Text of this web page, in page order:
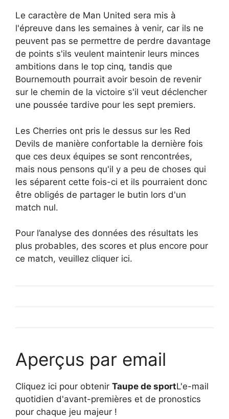
Le caractère de Man United sera mis à
l'épreuve dans les semaines à venir, car ils ne
peuvent pas se permettre de perdre davantage
de points s'ils veulent maintenir leurs minces
ambitions dans le top cinq, tandis que
Bournemouth pourrait avoir besoin de revenir
sur le chemin de la victoire s'il veut déclencher
une poussée tardive pour les sept premiers.
Les Cherries ont pris le dessus sur les Red
Devils de manière confortable la dernière fois
que ces deux équipes se sont rencontrées,
mais nous pensons qu'il y a peu de choses qui
les séparent cette fois-ci et ils pourraient donc
être obligés de partager le butin lors d'un
match nul.
Pour l’analyse des données des résultats les
plus probables, des scores et plus encore pour
ce match, veuillez cliquer ici.
Aperçus par email
Cliquez ici pour obtenir Taupe de sportL'e-mail
quotidien d'avant-premières et de pronostics
pour chaque jeu majeur !